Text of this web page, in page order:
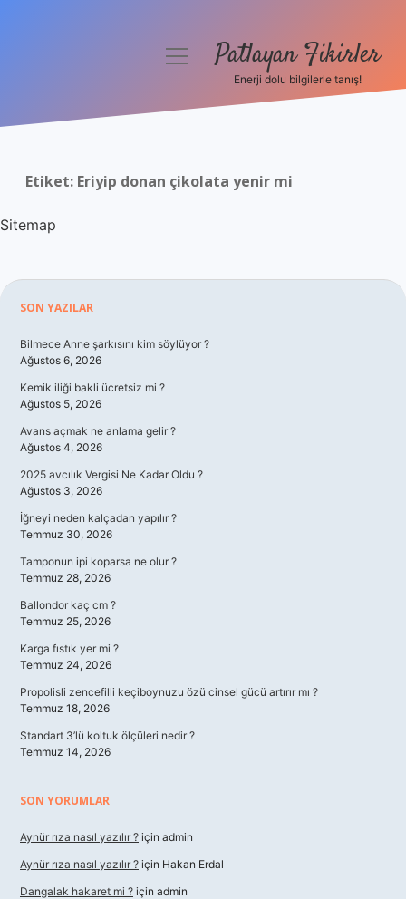
Yasal Uyarı
Hakkımızda
menüyüPatlayan Fikirler
Enerji dolu bilgilerle tanış!
Etiket: Eriyip donan çikolata yenir mi
Sitemap
Sidebar
SON YAZILAR
Bilmece Anne şarkısını kim söylüyor ?
Ağustos 6, 2026
Kemik iliği bakli ücretsiz mi ?
Ağustos 5, 2026
Avans açmak ne anlama gelir ?
Ağustos 4, 2026
2025 avcılık Vergisi Ne Kadar Oldu ?
Ağustos 3, 2026
İğneyi neden kalçadan yapılır ?
Temmuz 30, 2026
Tamponun ipi koparsa ne olur ?
Temmuz 28, 2026
Ballondor kaç cm ?
Temmuz 25, 2026
Karga fıstık yer mi ?
Temmuz 24, 2026
Propolisli zencefilli keçiboynuzu özü cinsel gücü artırır mı ?
Temmuz 18, 2026
Standart 3’lü koltuk ölçüleri nedir ?
Temmuz 14, 2026
SON YORUMLAR
Aynür rıza nasıl yazılır ? için admin
Aynür rıza nasıl yazılır ? için Hakan Erdal
Dangalak hakaret mi ? için admin